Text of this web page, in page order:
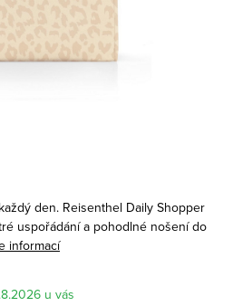
den. Reisenthel Daily Shopper
uspořádání a pohodlné nošení do
informací